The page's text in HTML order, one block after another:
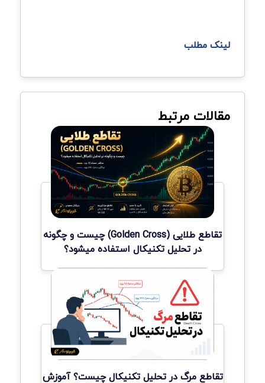
لینک مطلب
مقالات مرتبط
تقاطع طلایی (Golden Cross) چیست و چگونه
در تحلیل تکنیکال استفاده میشود؟
تقاطع مرگ در تحلیل تکنیکال چیست؟ آموزش